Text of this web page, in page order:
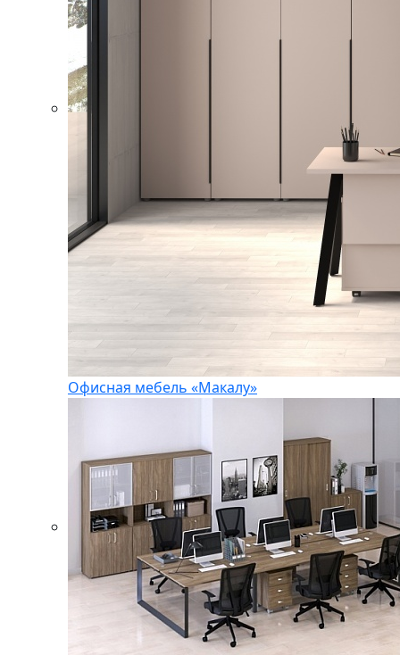
Офисная мебель «Макалу»